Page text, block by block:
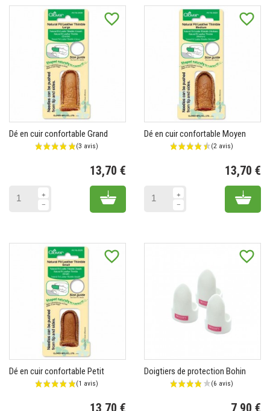
(1 avis)
favorite_border
Dé en cuir confortable Grand
13,70 €
Add to cart
favorite_border
Dé en cuir confortable Moyen
13,70 €
Add
favorite_border
Dé en cuir confortable Petit
13,70 €
favorite_border
Doigtiers de protection Bohin
7,90 €